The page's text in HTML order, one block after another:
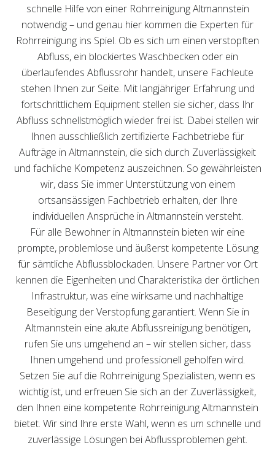
schnelle Hilfe von einer Rohrreinigung Altmannstein
notwendig – und genau hier kommen die Experten für
Rohrreinigung ins Spiel. Ob es sich um einen verstopften
Abfluss, ein blockiertes Waschbecken oder ein
überlaufendes Abflussrohr handelt, unsere Fachleute
stehen Ihnen zur Seite. Mit langjähriger Erfahrung und
fortschrittlichem Equipment stellen sie sicher, dass Ihr
Abfluss schnellstmöglich wieder frei ist. Dabei stellen wir
Ihnen ausschließlich zertifizierte Fachbetriebe für
Aufträge in Altmannstein, die sich durch Zuverlässigkeit
und fachliche Kompetenz auszeichnen. So gewährleisten
wir, dass Sie immer Unterstützung von einem
ortsansässigen Fachbetrieb erhalten, der Ihre
individuellen Ansprüche in Altmannstein versteht.
Für alle Bewohner in Altmannstein bieten wir eine
prompte, problemlose und äußerst kompetente Lösung
für sämtliche Abflussblockaden. Unsere Partner vor Ort
kennen die Eigenheiten und Charakteristika der örtlichen
Infrastruktur, was eine wirksame und nachhaltige
Beseitigung der Verstopfung garantiert. Wenn Sie in
Altmannstein eine akute Abflussreinigung benötigen,
rufen Sie uns umgehend an – wir stellen sicher, dass
Ihnen umgehend und professionell geholfen wird.
Setzen Sie auf die Rohrreinigung Spezialisten, wenn es
wichtig ist, und erfreuen Sie sich an der Zuverlässigkeit,
den Ihnen eine kompetente Rohrreinigung Altmannstein
bietet. Wir sind Ihre erste Wahl, wenn es um schnelle und
zuverlässige Lösungen bei Abflussproblemen geht.